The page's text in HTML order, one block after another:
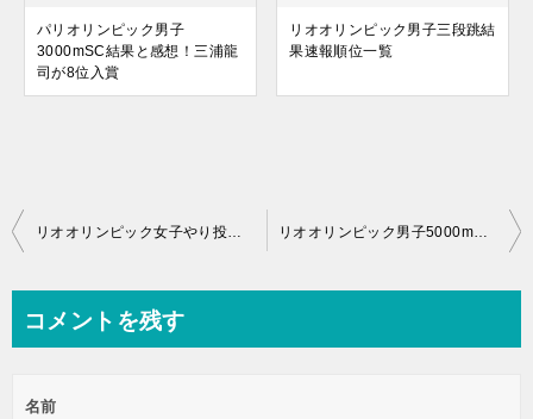
パリオリンピック男子
3000mSC結果と感想！三浦龍
司が8位入賞
リオオリンピック男子三段跳結
果速報順位一覧
投
ビ
コメントを残す
名前